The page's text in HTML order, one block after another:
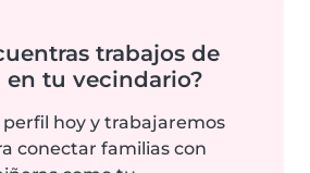
trabajos de
en tu vecindario?
hoy y trabajaremos
conectar familias con